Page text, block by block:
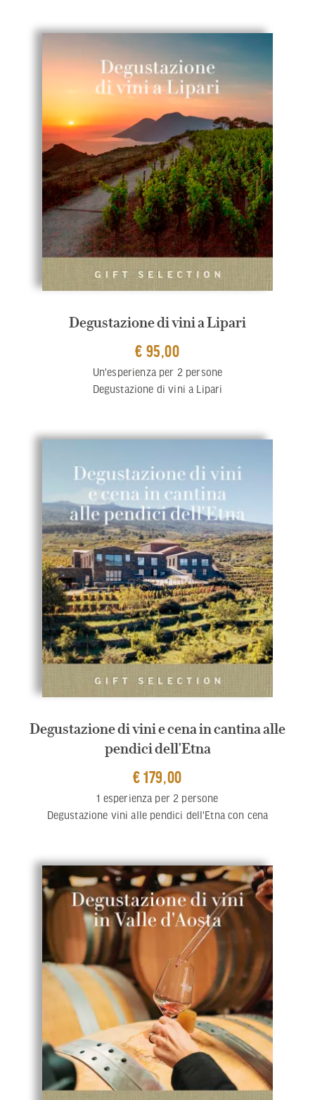
Degustazione di vini a Lipari
€ 95,00
Un'esperienza per 2 persone
Degustazione di vini a Lipari
Degustazione di vini e cena in cantina alle
pendici dell'Etna
€ 179,00
1 esperienza per 2 persone
Degustazione vini alle pendici dell'Etna con cena